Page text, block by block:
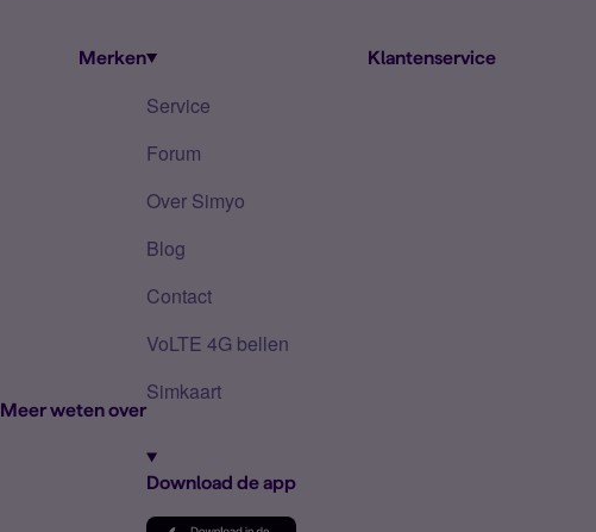
Merken
Meer weten over
Klantenservice
Service
Forum
Over Simyo
Blog
Contact
VoLTE 4G bellen
Simkaart
Download de app